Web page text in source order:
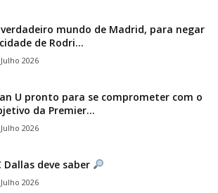
verdadeiro mundo de Madrid, para negar
de Rodri...
2026
U pronto para se comprometer com o
da Premier...
2026
Dallas deve saber
2026